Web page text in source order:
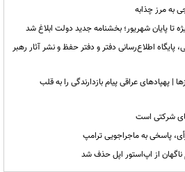
به مرز چذابه
تا پایان شهریور؛ بخشنامه جدید دولت ابلاغ شد
پایگاه اطلاع‌رسانی دفتر و دفتر حفظ و نشر آثار رهبر
| پهپادهای عراقی پیام بازدارندگی را به قلب
شرکتی است
پاسخی به ماجراجویی ترامپ
ناگهان از اپ‌استور اپل حذف شد